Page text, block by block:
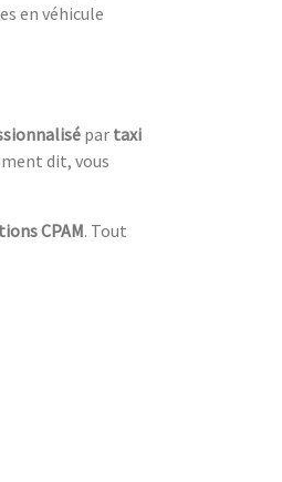
en véhicule
par taxi
dit, vous
CPAM. Tout